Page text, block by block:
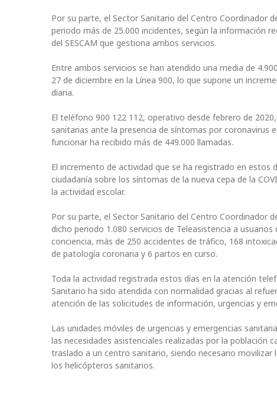
Por su parte, el Sector Sanitario del Centro Coordinador
periodo más de 25.000 incidentes, según la información
del SESCAM que gestiona ambos servicios.
Entre ambos servicios se han atendido una media de
27 de diciembre en la Línea 900, lo que supone un
diaria.
El teléfono 900 122 112, operativo desde febrero de
sanitarias ante la presencia de síntomas por coronavirus
funcionar ha recibido más de 449.000 llamadas.
El incremento de actividad que se ha registrado en
ciudadanía sobre los síntomas de la nueva cepa de la
la actividad escolar.
Por su parte, el Sector Sanitario del Centro Coordinador
dicho periodo 1.080 servicios de Teleasistencia a
conciencia, más de 250 accidentes de tráfico, 168
de patología coronaria y 6 partos en curso.
Toda la actividad registrada estos días en la atención
Sanitario ha sido atendida con normalidad gracias al
atención de las solicitudes de información, urgencias y
Las unidades móviles de urgencias y emergencias
las necesidades asistenciales realizadas por la población
traslado a un centro sanitario, siendo necesario movilizar
los helicópteros sanitarios.